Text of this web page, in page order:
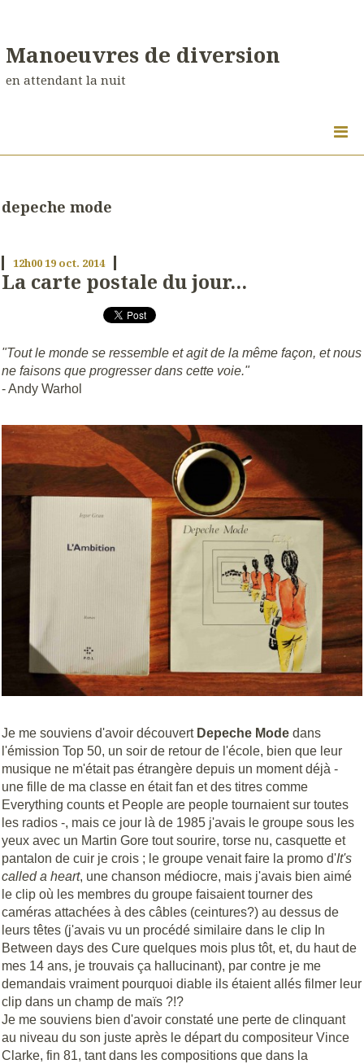
Manoeuvres de diversion
en attendant la nuit
depeche mode
12h0019 oct. 2014
La carte postale du jour...
"Tout le monde se ressemble et agit de la même façon, et nous
ne faisons que progresser dans cette voie."
- Andy Warhol
Je me souviens d'avoir découvert Depeche Mode dans
l'émission Top 50, un soir de retour de l'école, bien que leur
musique ne m'était pas étrangère depuis un moment déjà -
une fille de ma classe en était fan et des titres comme
Everything counts et People are people tournaient sur toutes
les radios -, mais ce jour là de 1985 j'avais le groupe sous les
yeux avec un Martin Gore tout sourire, torse nu, casquette et
pantalon de cuir je crois ; le groupe venait faire la promo d'It's
called a heart, une chanson médiocre, mais j'avais bien aimé
le clip où les membres du groupe faisaient tourner des
caméras attachées à des câbles (ceintures?) au dessus de
leurs têtes (j'avais vu un procédé similaire dans le clip In
Between days des Cure quelques mois plus tôt, et, du haut de
mes 14 ans, je trouvais ça hallucinant), par contre je me
demandais vraiment pourquoi diable ils étaient allés filmer leur
clip dans un champ de maïs ?!?
Je me souviens bien d'avoir constaté une perte de clinquant
au niveau du son juste après le départ du compositeur Vince
Clarke, fin 81, tant dans les compositions que dans la